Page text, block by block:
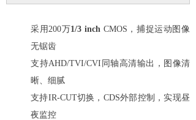
采用200万1/3 inch CMOS，捕捉运动图像
无锯齿
支持AHD/TVI/CVI同轴高清输出，图像清
晰、细腻
支持IR-CUT切换，CDS外部控制，实现昼
夜监控